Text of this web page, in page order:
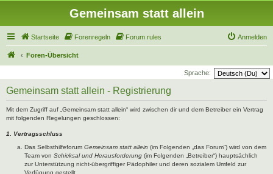
Gemeinsam statt allein
Startseite Forenregeln Forum rules Anmelden
Foren-Übersicht
Sprache:
Gemeinsam statt allein - Registrierung
Mit dem Zugriff auf „Gemeinsam statt allein“ wird zwischen dir und dem Betreiber ein Vertrag
mit folgenden Regelungen geschlossen:
1. Vertragsschluss
Das Selbsthilfeforum Gemeinsam statt allein (im Folgenden „das Forum“) wird von dem
Team von Schicksal und Herausforderung (im Folgenden „Betreiber“) hauptsächlich
zur Unterstützung nicht-übergriffiger Pädophiler und deren sozialem Umfeld zur
Verfügung gestellt.